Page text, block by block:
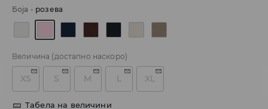
Боја - розева
Величина (достапно наскоро)
XS S M L XL
Табела на величини